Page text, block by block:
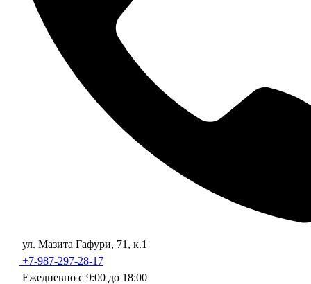
ул. Мазита Гафури, 71, к.1
+7-987-297-28-17
Ежедневно с 9:00 до 18:00